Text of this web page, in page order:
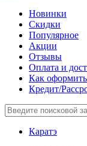
Новинки
Скидки
Популярное
Акции
Отзывы
Оплата и
Как оформить
Кредит/
Каратэ